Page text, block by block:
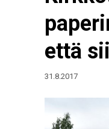
että
31.8.2017